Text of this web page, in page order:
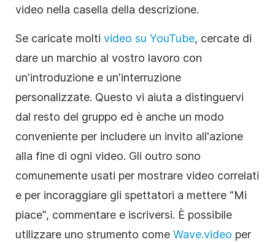
video nella casella della descrizione.
Se caricate molti video su YouTube, cercate di
dare un marchio al vostro lavoro con
un'introduzione e un'interruzione
personalizzate. Questo vi aiuta a distinguervi
dal resto del gruppo ed è anche un modo
conveniente per includere un invito all'azione
alla fine di ogni video. Gli outro sono
comunemente usati per mostrare video correlati
e per incoraggiare gli spettatori a mettere "Mi
piace", commentare e iscriversi. È possibile
utilizzare uno strumento come Wave.video per